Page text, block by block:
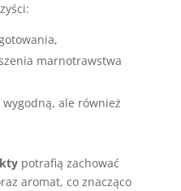
marnotrawstwa
ale również
potrafią zachować
aromat, co znacząco